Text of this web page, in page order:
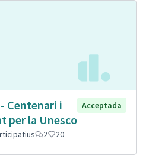
Centenari i
per la Unesco
Acceptada
2 20